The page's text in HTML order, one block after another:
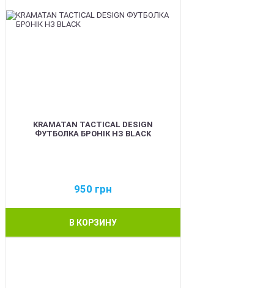
KRAMATAN TACTICAL DESIGN
ФУТБОЛКА БРОНІК НЗ BLACK
950 грн
В КОРЗИНУ